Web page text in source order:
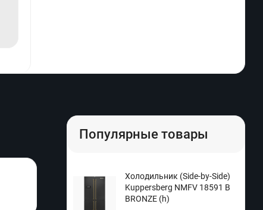
Популярные товары
Холодильник (Side-by-Side)
Kuppersberg NMFV 18591 B
BRONZE (h)